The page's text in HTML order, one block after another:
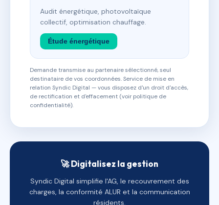
Audit énergétique, photovoltaïque
collectif, optimisation chauffage.
Étude énergétique
Demande transmise au partenaire sélectionné, seul
destinataire de vos coordonnées. Service de mise en
relation Syndic Digital — vous disposez d'un droit d'accès,
de rectification et d'effacement (voir politique de
confidentialité).
🚀 Digitalisez la gestion
Syndic Digital simplifie l'AG, le recouvrement des
charges, la conformité ALUR et la communication
résidents.